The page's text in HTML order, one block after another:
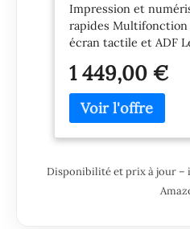
Impression et
rapides Multifonction
écran tactile et ADF
permettent
1 449,00 €
Disponibilité et prix à jour –